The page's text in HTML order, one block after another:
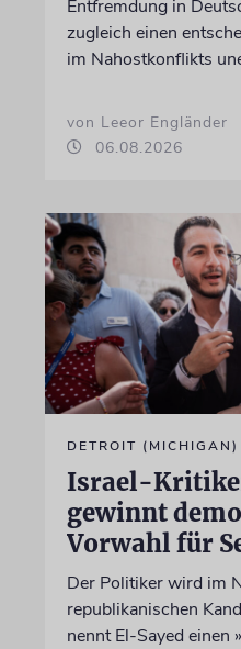
Entfremdung in
zugleich einen
im Nahostkonflikts
von Leeor Engländer
06.08.2026
DETROIT (MICHIGAN)
Israel-
gewinnt
Vorwahl für
Der Politiker wird im
republikanischen
nennt El-Sayed einen